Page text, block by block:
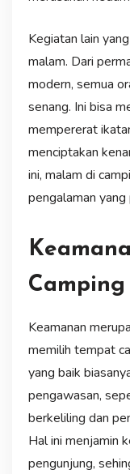
Kegiatan lain
malam. Dari
modern, semua
senang. Ini bisa
mempererat
menciptakan
ini, malam di
pengalaman yang
Camping
Keamanan
memilih tempat
yang baik
pengawasan,
berkeliling dan
Hal ini menjamin
pengunjung,